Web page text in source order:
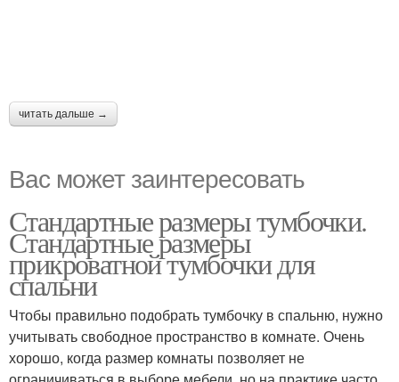
читать дальше →
Вас может заинтересовать
Стандартные размеры тумбочки.
Стандартные размеры
прикроватной тумбочки для
спальни
Чтобы правильно подобрать тумбочку в спальню, нужно
учитывать свободное пространство в комнате. Очень
хорошо, когда размер комнаты позволяет не